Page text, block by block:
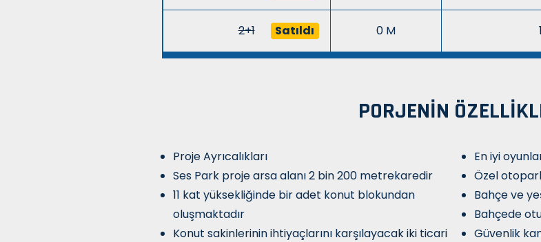
Satıldı
2+1 0 M 1
PORJENIN
Proje Ayrıcalıkları
Ses Park proje arsa alanı 2 bin 200 metrekaredir
11 kat yüksekliğinde bir adet konut blokundan
oluşmaktadır
Konut sakinlerinin ihtiyaçlarını karşılayacak iki ticari
En iyi
Özel
Bahçe ve
Bahçede
Güvenlik